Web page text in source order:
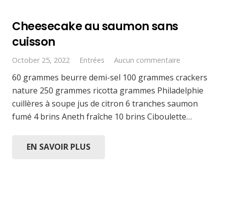
Cheesecake au saumon sans
cuisson
October 25, 2022 Entrées Aucun commentaire
60 grammes beurre demi-sel 100 grammes crackers
nature 250 grammes ricotta grammes Philadelphie
cuillères à soupe jus de citron 6 tranches saumon
fumé 4 brins Aneth fraîche 10 brins Ciboulette…
EN SAVOIR PLUS